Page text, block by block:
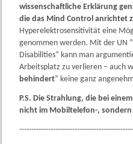
wissenschaftliche Erklärung
die das Mind Control anrichtet
Hyperelektrosensitivität eine
genommen werden. Mit der UN “
Disabilities” kann man
Arbeitsplatz zu verlieren – auch
behindert” keine ganz
P.S. Die Strahlung, die bei
nicht im Mobiltelefon-, sondern